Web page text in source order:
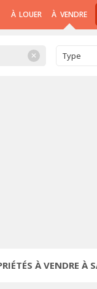
À LOUER À VENDRE
✕ Type
À VENDRE À